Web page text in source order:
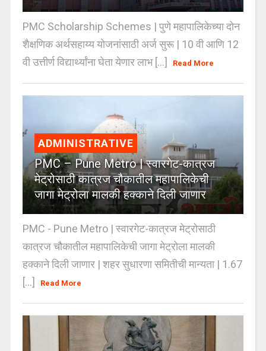
PMC Scholarship Schemes | पुणे महापालिकेच्या दोन
शैक्षणिक अर्थसहाय्य योजनांसाठी अर्ज सुरू | 10 वी आणि 12
वी उत्तीर्ण विद्यार्थ्यांना घेता येणार लाभ [...]
Read More
ADMINISTRATIVE
PMC – Pune Metro | स्वारगेट-कात्रज
मेट्रोसाठी कात्रज चौकातील महापालिकेची
जागा मेट्रोला मालकी हक्काने दिली जाणार
PMC - Pune Metro | स्वारगेट-कात्रज मेट्रोसाठी
कात्रज चौकातील महापालिकेची जागा मेट्रोला मालकी
हक्काने दिली जाणार | शहर सुधारणा समितीची मान्यता | 1.67
[...]
Read More